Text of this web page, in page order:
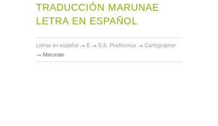
TRADUCCIÓN MARUNAE
LETRA EN ESPAÑOL
Letras en español → E → E.S. Posthumus → Cartographer
→ Marunae